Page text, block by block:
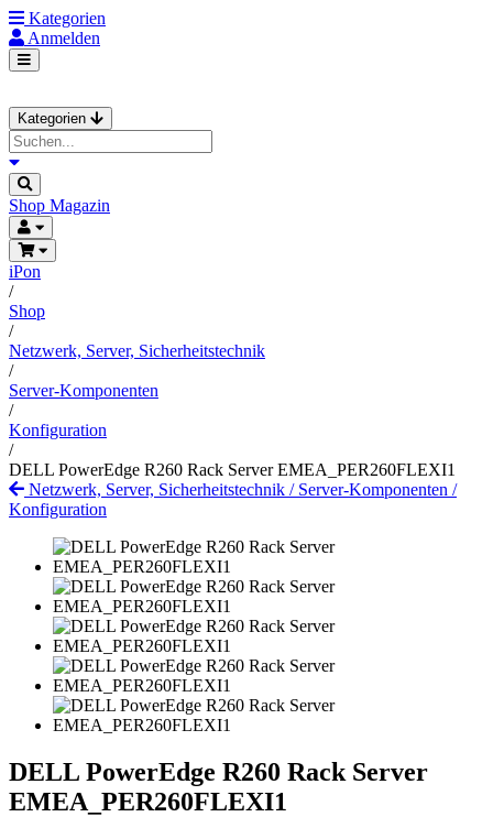
Kategorien
Anmelden
Kategorien
Shop Magazin
iPon
/
Shop
/
Netzwerk, Server, Sicherheitstechnik
/
Server-Komponenten
/
Konfiguration
/
DELL PowerEdge R260 Rack Server EMEA_PER260FLEXI1
Netzwerk, Server, Sicherheitstechnik / Server-Komponenten /
Konfiguration
DELL PowerEdge R260 Rack Server
EMEA_PER260FLEXI1